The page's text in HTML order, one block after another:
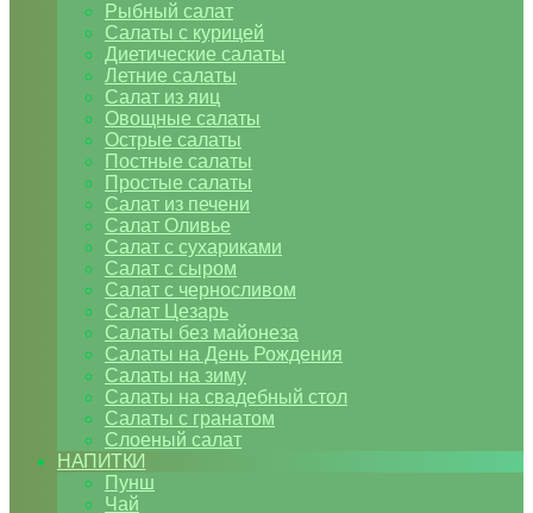
Рыбный салат
Салаты с курицей
Диетические салаты
Летние салаты
Салат из яиц
Овощные салаты
Острые салаты
Постные салаты
Простые салаты
Салат из печени
Салат Оливье
Салат с сухариками
Салат с сыром
Салат с черносливом
Салат Цезарь
Салаты без майонеза
Салаты на День Рождения
Салаты на зиму
Салаты на свадебный стол
Салаты с гранатом
Слоеный салат
НАПИТКИ
Пунш
Чай